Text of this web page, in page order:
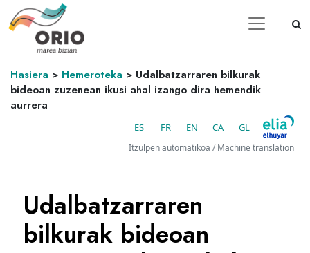
Hasiera > Hemeroteka > Udalbatzarraren bilkurak
bideoan zuzenean ikusi ahal izango dira hemendik
aurrera
ES FR EN CA GL
Itzulpen automatikoa / Machine translation
Udalbatzarraren
bilkurak bideoan